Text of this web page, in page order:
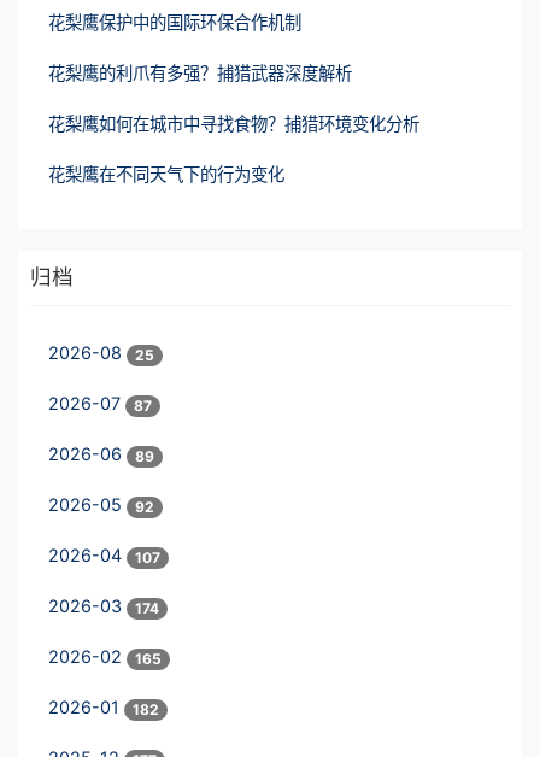
花梨鹰保护中的国际环保合作机制
花梨鹰的利爪有多强？捕猎武器深度解析
花梨鹰如何在城市中寻找食物？捕猎环境变化分析
花梨鹰在不同天气下的行为变化
归档
2026-08 25
2026-07 87
2026-06 89
2026-05 92
2026-04 107
2026-03 174
2026-02 165
2026-01 182